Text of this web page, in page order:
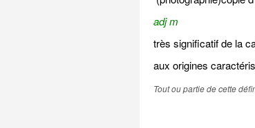
adj m
très significatif de la
aux origines
Tout ou partie de cette